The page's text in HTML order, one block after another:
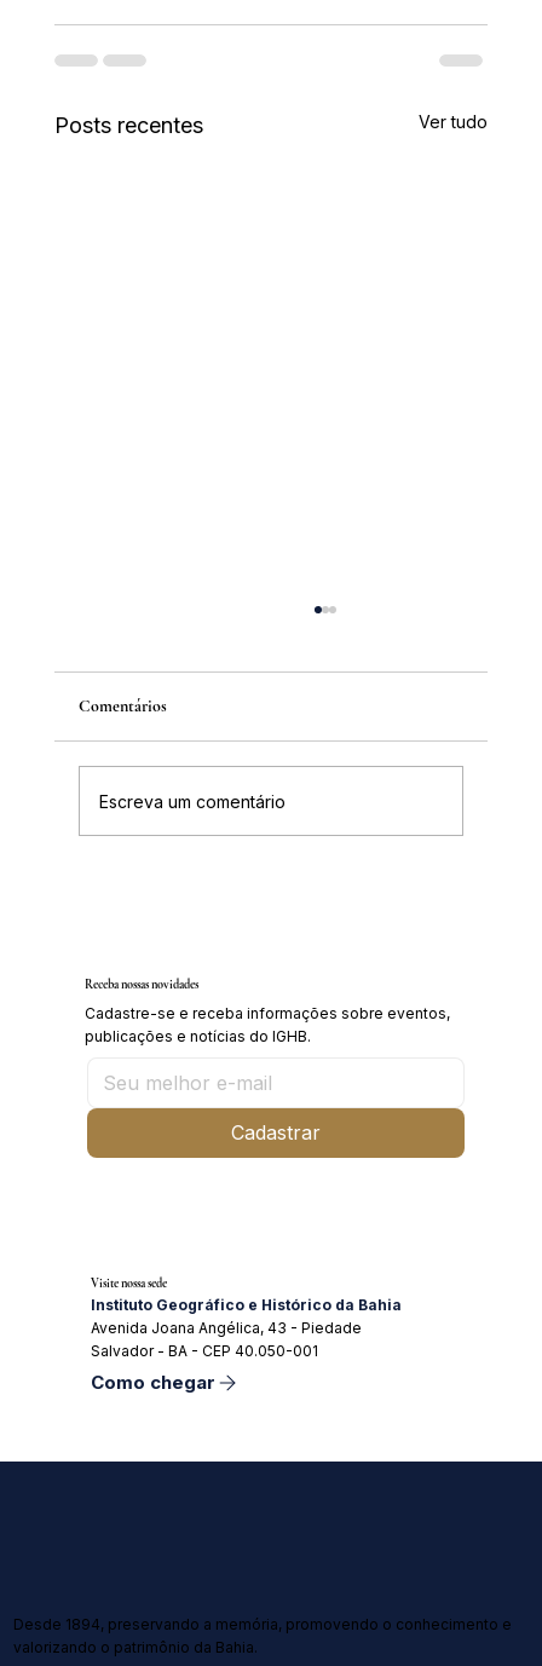
Posts recentes Ver tudo
Comentários
Escreva um comentário
Receba nossas novidades
Cadastre-se e receba informações sobre eventos,
publicações e notícias do IGHB.
Cadastrar
Visite nossa sede
Instituto Geográfico e Histórico da Bahia
Avenida Joana Angélica, 43 - Piedade
Salvador - BA - CEP 40.050-001
Como chegar
Desde 1894, preservando a memória, promovendo o conhecimento e
valorizando o patrimônio da Bahia.